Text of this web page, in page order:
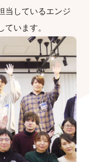
当しているエンジ
いま​す。